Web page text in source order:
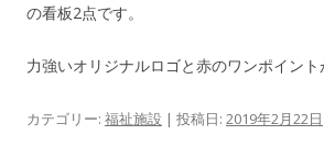
の看板2点です。
力強いオリジナルロゴと赤のワンポイント
カテゴリー: 福祉施設 | 投稿日: 2019年2月22日